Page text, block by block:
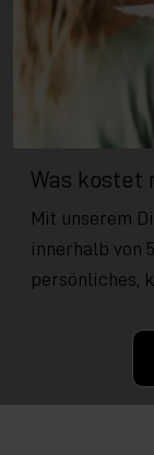
Was kostet
Mit unserem
innerhalb von
persönliches,